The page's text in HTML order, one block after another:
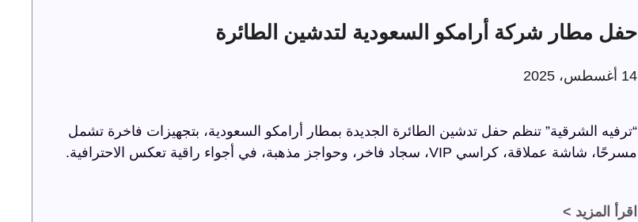
حفل مطار شركة أرامكو السعودية لتدشين الطائرة
14 أغسطس، 2025
“ترفيه الشرقية” تنظم حفل تدشين الطائرة الجديدة بمطار أرامكو السعودية، بتجهيزات فاخرة تشمل
مسرحًا، شاشة عملاقة، كراسي VIP، سجاد فاخر، وحواجز مذهبة، في أجواء راقية تعكس الاحترافية.
اقرأ المزيد >